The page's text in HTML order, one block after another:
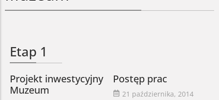
Etap 1
Projekt inwestycyjny
Muzeum
Postęp prac
21 października, 2014